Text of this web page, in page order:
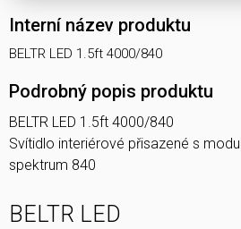
Interní název produktu
BELTR LED 1.5ft 4000/840
Podrobný popis produktu
BELTR LED 1.5ft 4000/840
Svítidlo interiérové přisazené s
spektrum 840
BELTR LED